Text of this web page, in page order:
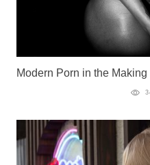
Modern Porn in the